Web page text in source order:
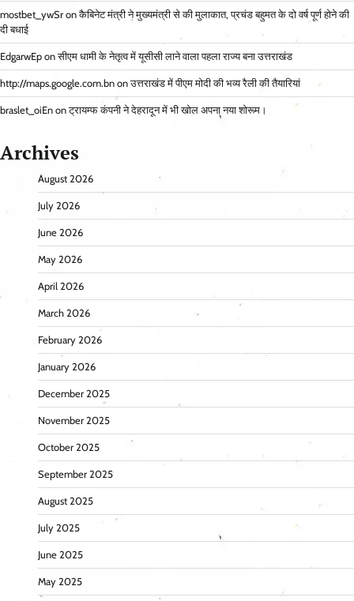
mostbet_ywSr onकैबिनेट मंत्री ने मुख्यमंत्री से की मुलाकात, प्रचंड बहुमत के दो वर्ष पूर्ण होने की
दी बधाई
EdgarwEp onसीएम धामी के नेतृत्व में यूसीसी लाने वाला पहला राज्य बना उत्तराखंड
http://maps.google.com.bn onउत्तराखंड में पीएम मोदी की भव्य रैली की तैयारियां
braslet_oiEn onट्रायम्फ कंपनी ने देहरादून में भी खोल अपना नया शोरूम।
Archives
August 2026
July 2026
June 2026
May 2026
April 2026
March 2026
February 2026
January 2026
December 2025
November 2025
October 2025
September 2025
August 2025
July 2025
June 2025
May 2025